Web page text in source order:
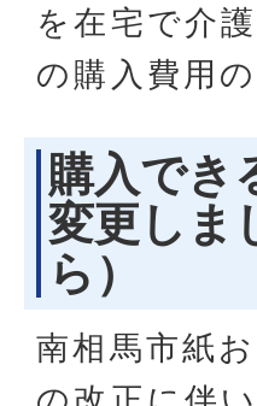
を在宅で介
の購入費用
購入でき
変更しま
ら）
南相馬市紙